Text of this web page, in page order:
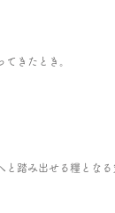
きたとき。
踏み出せる糧となる